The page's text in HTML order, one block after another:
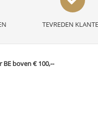
TEVREDEN
boven € 100,--